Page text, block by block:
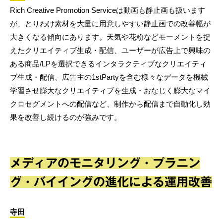
Rich Creative Promotion Serviceは動画も静止画も扱います
が、とりわけ素材を大量に用意しやすい静止画での改善幅が
大きくなる傾向にあります。天気や花粉などモーメントを捉
えたクリエイティブ生成・配信、ユーザーが広告上で興味の
ある商品/LPを選択できるインタラクティブなクリエイティ
ブ生成・配信、広告主の1stPartyを含む様々なデータを機械
学習させ膨大なクリエイティブを生成・おなじく膨大なマイ
クロセグメントへの配信など、制作から配信まで自動化し効
果を改善し続けるのが強みです。
メディアのモニタリング・プラニン
グ・バイイングの進化による運用改善
寺田